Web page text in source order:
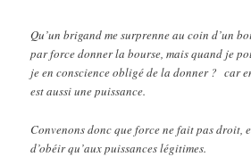
Qu’un brigand me surprenne au coin d’un
par force donner la bourse, mais quand je
je en conscience obligé de la donner ? car
est aussi une puissance.
Convenons donc que force ne fait pas droit,
d’obéir qu’aux puissances légitimes.